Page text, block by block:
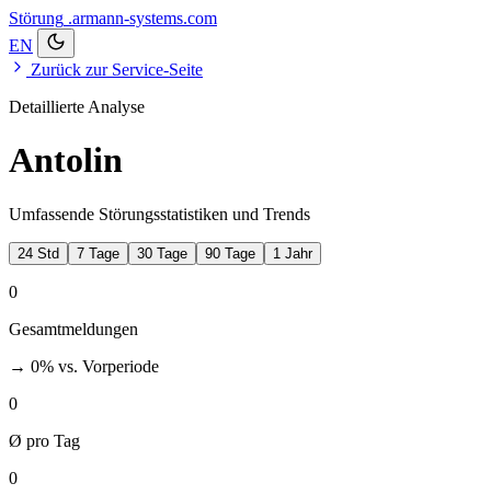
Störung .armann-systems.com
EN
Zurück zur Service-Seite
Detaillierte Analyse
Antolin
Umfassende Störungsstatistiken und Trends
24 Std 7 Tage 30 Tage 90 Tage 1 Jahr
0
Gesamtmeldungen
→ 0% vs. Vorperiode
0
Ø pro Tag
0